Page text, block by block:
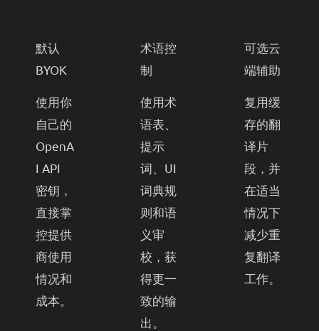
默认
BYOK
使用你
自己的
OpenA
I API
密钥，
直接掌
控提供
商使用
情况和
成本。
术语控
制
使用术
语表、
提示
词、UI
词典规
则和语
义审
校，获
得更一
致的输
出。
可选云
端辅助
复用缓
存的翻
译片
段，并
在适当
情况下
减少重
复翻译
工作。